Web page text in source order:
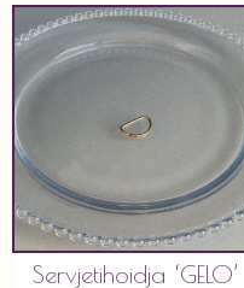
Servjetihoidja ‘GELO’